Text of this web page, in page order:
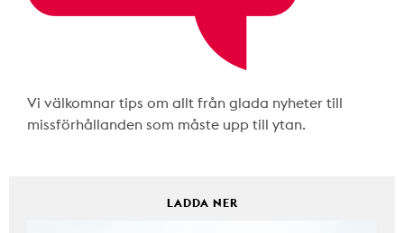
Vi välkomnar tips om allt från glada nyheter till
missförhållanden som måste upp till ytan.
LADDA NER